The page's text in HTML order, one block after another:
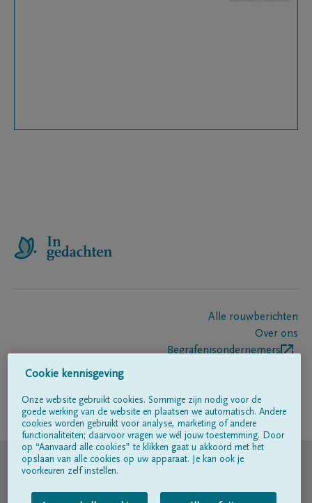
Alle rouwberichten
Over ons
Begrafenisondernemers
Volg ons op
© DELA
Gebruiksvoorwaarden
Cookie kennisgeving
Onze website gebruikt cookies. Sommige zijn nodig voor de
goede werking van de website en plaatsen we automatisch. Andere
cookies worden gebruikt voor analyse, marketing of andere
functionaliteiten; daarvoor vragen we wél jouw toestemming. Door
op “Aanvaard alle cookies” te klikken gaat u akkoord met het
opslaan van alle cookies op uw apparaat. Je kan ook je
voorkeuren zelf instellen.